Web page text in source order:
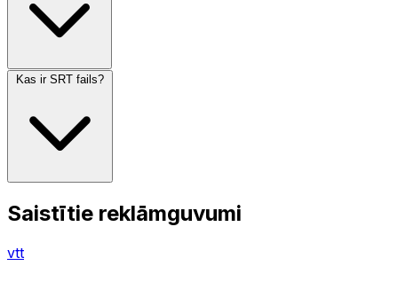
Kas ir SRT fails?
Saistītie reklāmguvumi
vtt